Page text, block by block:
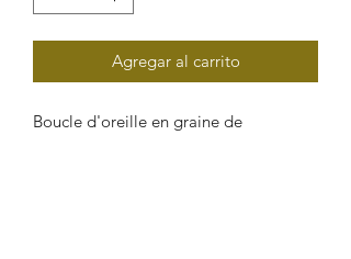
Agregar al carrito
Boucle d'oreille en graine de